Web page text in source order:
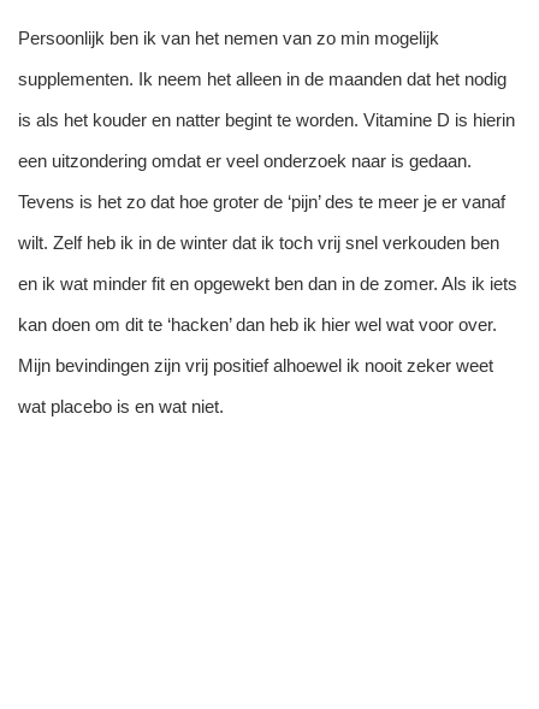
Persoonlijk ben ik van het nemen van zo min mogelijk
supplementen. Ik neem het alleen in de maanden dat het nodig
is als het kouder en natter begint te worden. Vitamine D is hierin
een uitzondering omdat er veel onderzoek naar is gedaan.
Tevens is het zo dat hoe groter de ‘pijn’ des te meer je er vanaf
wilt. Zelf heb ik in de winter dat ik toch vrij snel verkouden ben
en ik wat minder fit en opgewekt ben dan in de zomer. Als ik iets
kan doen om dit te ‘hacken’ dan heb ik hier wel wat voor over.
Mijn bevindingen zijn vrij positief alhoewel ik nooit zeker weet
wat placebo is en wat niet.